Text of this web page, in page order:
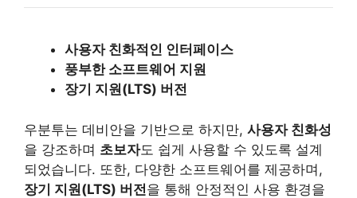
사용자 친화적인 인터페이스
풍부한 소프트웨어 지원
장기 지원(LTS) 버전
우분투는 데비안을 기반으로 하지만, 사용자 친화성
을 강조하며 초보자도 쉽게 사용할 수 있도록 설계
되었습니다. 또한, 다양한 소프트웨어를 제공하며,
장기 지원(LTS) 버전을 통해 안정적인 사용 환경을